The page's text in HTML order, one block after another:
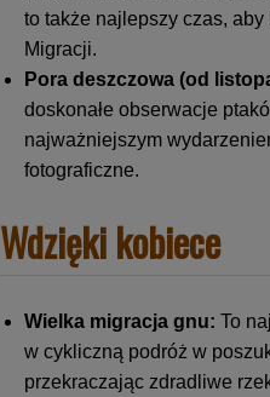
to także najlepszy czas,
Migracji.
Pora deszczowa (od
doskonałe obserwacje
najważniejszym
fotograficzne.
Wdzięki kobiece
Wielka migracja gnu: To
w cykliczną podróż w
przekraczając zdradliwe